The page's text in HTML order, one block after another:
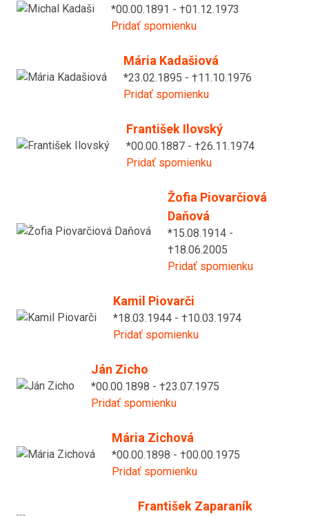
*00.00.1891 - †01.12.1973
Pridať spomienku
Mária Kadašiová
*23.02.1895 - †11.10.1976
Pridať spomienku
František Ilovský
*00.00.1887 - †26.11.1974
Pridať spomienku
Žofia Piovarčiová
Daňová
*15.08.1914 -
†18.06.2005
Pridať spomienku
Kamil Piovarči
*18.03.1944 - †10.03.1974
Pridať spomienku
Ján Zicho
*00.00.1898 - †23.07.1975
Pridať spomienku
Mária Zichová
*00.00.1898 - †00.00.1975
Pridať spomienku
František Zaparaník